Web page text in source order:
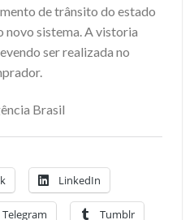
de trânsito do estado
novo sistema. A vistoria
ser realizada no
Brasil
LinkedIn
Telegram Tumblr